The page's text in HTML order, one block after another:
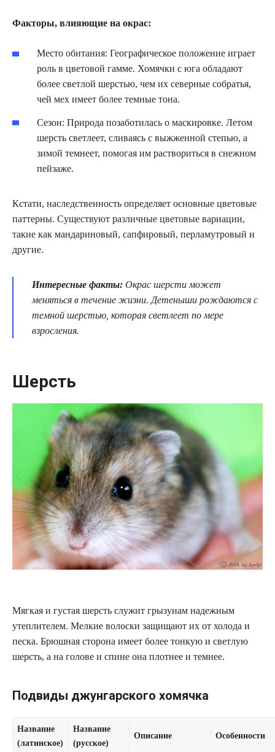
Факторы, влияющие на окрас:
Место обитания: Географическое положение играет
роль в цветовой гамме. Хомячки с юга обладают
более светлой шерстью, чем их северные собратья,
чей мех имеет более темные тона.
Сезон: Природа позаботилась о маскировке. Летом
шерсть светлеет, сливаясь с выжженной степью, а
зимой темнеет, помогая им раствориться в снежном
пейзаже.
Кстати, наследственность определяет основные цветовые
паттерны. Существуют различные цветовые вариации,
такие как мандариновый, сапфировый, перламутровый и
другие.
Интересные факты: Окрас шерсти может
меняться в течение жизни. Детеныши рождаются с
темной шерстью, которая светлеет по мере
взросления.
Шерсть
Мягкая и густая шерсть служит грызунам надежным
утеплителем. Мелкие волоски защищают их от холода и
песка. Брюшная сторона имеет более тонкую и светлую
шерсть, а на голове и спине она плотнее и темнее.
Подвиды джунгарского хомячка
Название
(латинское)
Название
(русское)
Описание Особенности